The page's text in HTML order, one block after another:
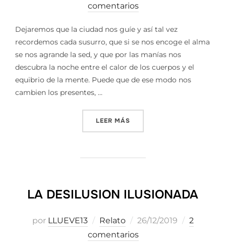
el
comentarios
Dejaremos que la ciudad nos guíe y así tal vez
recordemos cada susurro, que si se nos encoge el alma
se nos agrande la sed, y que por las manías nos
descubra la noche entre el calor de los cuerpos y el
equibrio de la mente. Puede que de ese modo nos
cambien los presentes, …
LEER MÁS
LA DESILUSION ILUSIONADA
por LLUEVE13 Relato
Publicado
el
26/12/2019
2
comentarios